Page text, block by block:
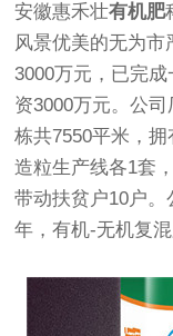
安徽惠禾壮有机肥
风景优美的无为
3000万元，已完
资3000万元。公
栋共7550平米，
造粒生产线各1套
带动扶贫户10户
年，有机-无机复混